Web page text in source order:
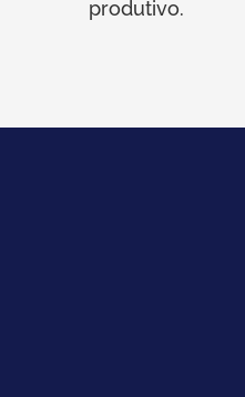
produtivo.